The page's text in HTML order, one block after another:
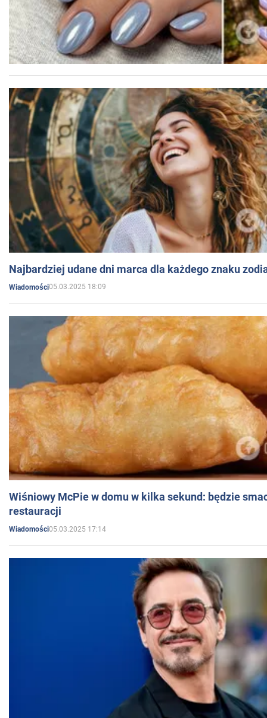
Najbardziej udane dni marca dla każdego znaku
Wiadomości05.03.2025 18:09
Wiśniowy McPie w domu w kilka sekund: będzie
restauracji
Wiadomości05.03.2025 17:14